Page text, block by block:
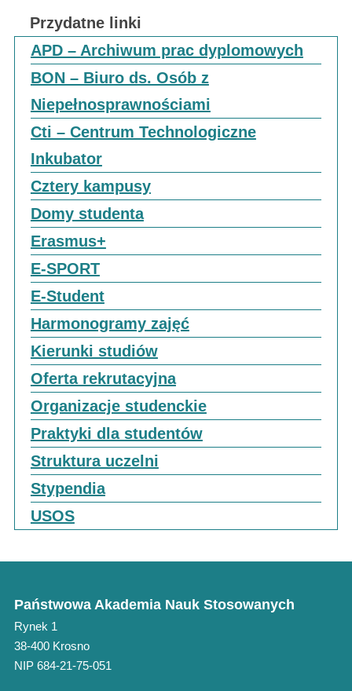
Przydatne linki
APD – Archiwum prac dyplomowych
BON – Biuro ds. Osób z
Niepełnosprawnościami
Cti – Centrum Technologiczne
Inkubator
Cztery kampusy
Domy studenta
Erasmus+
E-SPORT
E-Student
Harmonogramy zajęć
Kierunki studiów
Oferta rekrutacyjna
Organizacje studenckie
Praktyki dla studentów
Struktura uczelni
Stypendia
USOS
Państwowa Akademia Nauk Stosowanych
Rynek 1
38-400 Krosno
NIP 684-21-75-051